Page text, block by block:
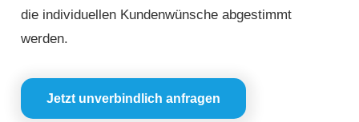
die individuellen Kundenwünsche abgestimmt
werden.
Jetzt unverbindlich anfragen